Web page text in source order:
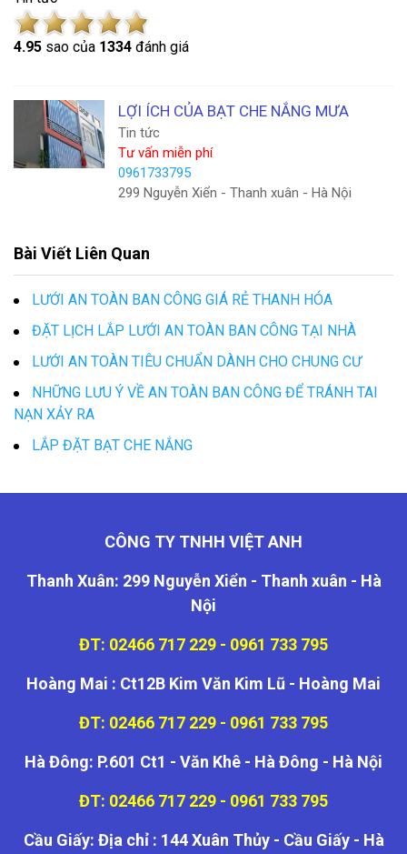
4.95 sao của 1334 đánh giá
LỢI ÍCH CỦA BẠT CHE NẮNG MƯA
Tin tức
Tư vấn miễn phí
0961733795
299 Nguyễn Xiển - Thanh xuân - Hà Nội
Bài Viết Liên Quan
LƯỚI AN TOÀN BAN CÔNG GIÁ RẺ THANH HÓA
ĐẶT LỊCH LẮP LƯỚI AN TOÀN BAN CÔNG TẠI NHÀ
LƯỚI AN TOÀN TIÊU CHUẨN DÀNH CHO CHUNG CƯ
NHỮNG LƯU Ý VỀ AN TOÀN BAN CÔNG ĐỂ TRÁNH TAI
NẠN XẢY RA
LẮP ĐẶT BẠT CHE NẮNG
CÔNG TY TNHH VIỆT ANH
Thanh Xuân: 299 Nguyễn Xiển - Thanh xuân - Hà
Nội
ĐT: 02466 717 229 - 0961 733 795
Hoàng Mai : Ct12B Kim Văn Kim Lũ - Hoàng Mai
ĐT: 02466 717 229 - 0961 733 795
Hà Đông: P.601 Ct1 - Văn Khê - Hà Đông - Hà Nội
ĐT: 02466 717 229 - 0961 733 795
Cầu Giấy: Địa chỉ : 144 Xuân Thủy - Cầu Giấy - Hà